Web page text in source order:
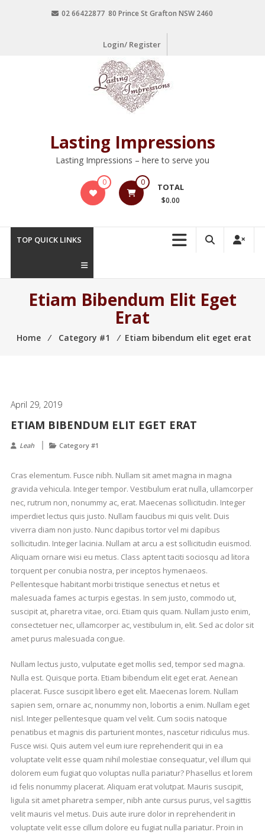
02 66422877 80 Prince St Grafton NSW 2460
Login/ Register
Lasting Impressions
Lasting Impressions – here to serve you
0 0 TOTAL
$0.00
TOP QUICK LINKS
Etiam Bibendum Elit Eget
Erat
Home ⁄ Category #1 ⁄ Etiam bibendum elit eget erat
April 29, 2019
ETIAM BIBENDUM ELIT EGET ERAT
Leah Category #1
Cras elementum. Fusce nibh. Nullam sit amet magna in magna
gravida vehicula. Integer tempor. Vestibulum erat nulla, ullamcorper
nec, rutrum non, nonummy ac, erat. Maecenas sollicitudin. Integer
imperdiet lectus quis justo. Nullam faucibus mi quis velit. Duis
viverra diam non justo. Nunc dapibus tortor vel mi dapibus
sollicitudin. Integer lacinia. Nullam at arcu a est sollicitudin euismod.
Aliquam ornare wisi eu metus. Class aptent taciti sociosqu ad litora
torquent per conubia nostra, per inceptos hymenaeos.
Pellentesque habitant morbi tristique senectus et netus et
malesuada fames ac turpis egestas. In sem justo, commodo ut,
suscipit at, pharetra vitae, orci. Etiam quis quam. Nullam justo enim,
consectetuer nec, ullamcorper ac, vestibulum in, elit. Sed ac dolor sit
amet purus malesuada congue.
Nullam lectus justo, vulputate eget mollis sed, tempor sed magna.
Nulla est. Quisque porta. Etiam bibendum elit eget erat. Aenean
placerat. Fusce suscipit libero eget elit. Maecenas lorem. Nullam
sapien sem, ornare ac, nonummy non, lobortis a enim. Nullam eget
nisl. Integer pellentesque quam vel velit. Cum sociis natoque
penatibus et magnis dis parturient montes, nascetur ridiculus mus.
Fusce wisi. Quis autem vel eum iure reprehenderit qui in ea
voluptate velit esse quam nihil molestiae consequatur, vel illum qui
dolorem eum fugiat quo voluptas nulla pariatur? Phasellus et lorem
id felis nonummy placerat. Aliquam erat volutpat. Mauris suscipit,
ligula sit amet pharetra semper, nibh ante cursus purus, vel sagittis
velit mauris vel metus. Duis aute irure dolor in reprehenderit in
voluptate velit esse cillum dolore eu fugiat nulla pariatur. Proin in